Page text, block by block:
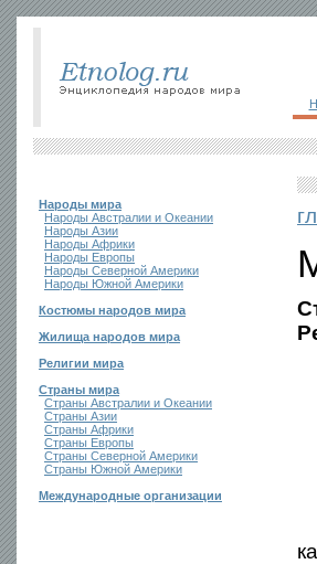
Народы мира
Народы Австралии и Океании
Народы Азии
Народы Африки
Народы Европы
Народы Северной Америки
Народы Южной Америки
Костюмы народов мира
Жилища народов мира
Религии мира
Страны мира
Страны Австралии и Океании
Страны Азии
Страны Африки
Страны Европы
Страны Северной Америки
Страны Южной Америки
Международные организации